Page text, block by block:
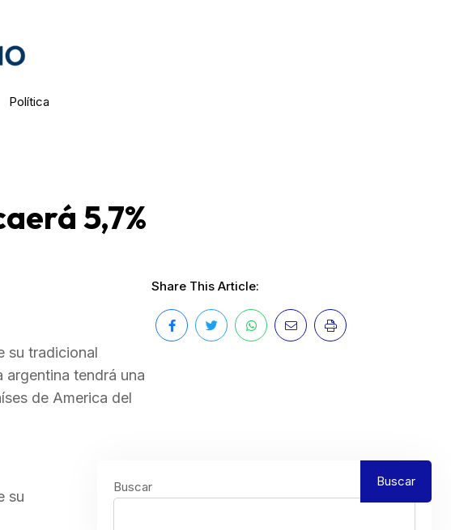
Política
5,7%
su tradicional
argentina tendrá una
de America del
Share This Article:
su
Buscar Buscar